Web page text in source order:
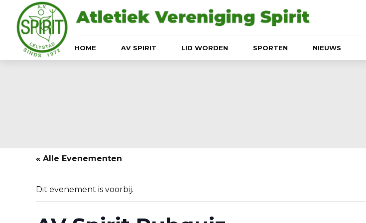
HOME AV SPIRIT LID WORDEN SPORTEN NIEUWS
« Alle Evenementen
Dit evenement is voorbij.